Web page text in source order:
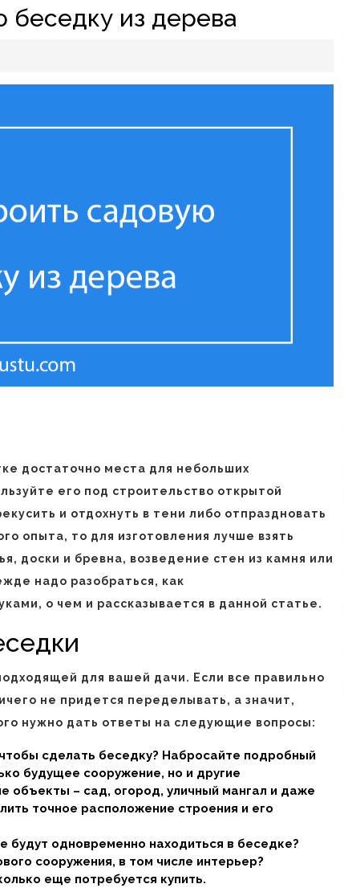
беседку из дерева
достаточно места для небольших
его под строительство открытой
и отдохнуть в тени либо отпраздновать
опыта, то для изготовления лучше взять
доски и бревна, возведение стен из камня или
надо разобраться, как
о чем и рассказывается в данной статье.
для вашей дачи. Если все правильно
не придется переделывать, а значит,
нужно дать ответы на следующие вопросы:
сделать беседку? Набросайте подробный
будущее сооружение, но и другие
объекты – сад, огород, уличный мангал и даже
точное расположение строения и его
будут одновременно находиться в беседке?
сооружения, в том числе интерьер?
еще потребуется купить.